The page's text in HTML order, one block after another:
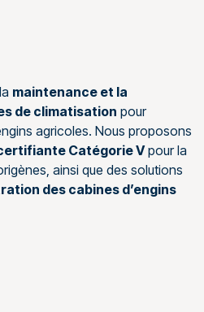
maintenance et la
de climatisation pour
agricoles. Nous proposons
Catégorie Vpour la
ainsi que des solutions
des cabines d’engins